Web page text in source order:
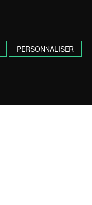
PERSONNALISER